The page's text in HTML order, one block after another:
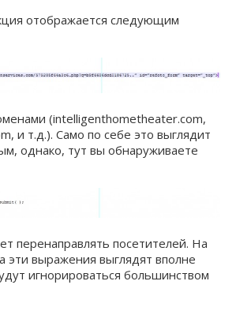
отображается следующим
(intelligenthometheater.com,
и т.д.). Само по себе это выглядит
однако, тут вы обнаруживаете
перенаправлять посетителей. На
эти выражения выглядят вполне
игнорироваться большинством